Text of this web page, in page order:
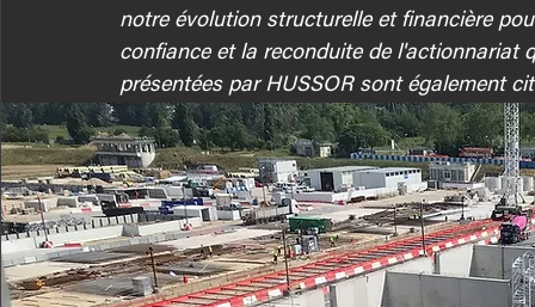
notre évolution structurelle et financière
confiance et la reconduite de l'actionnariat
présentées par HUSSOR sont également